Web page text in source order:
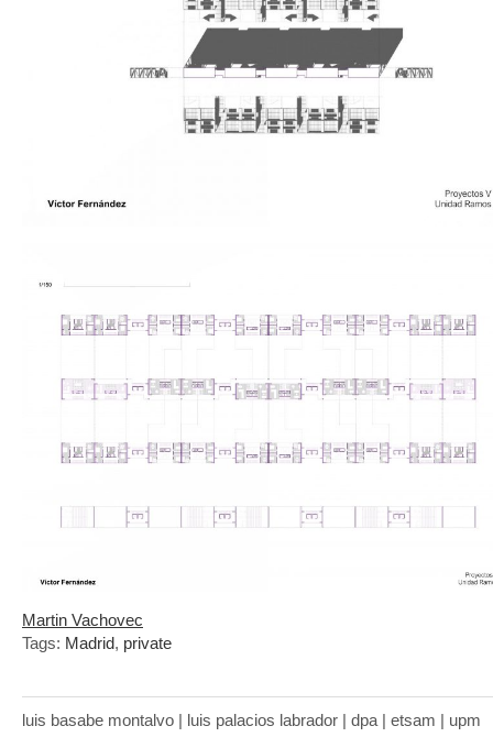
Martin Vachovec
Tags: Madrid, private
luis basabe montalvo | luis palacios labrador | dpa | etsam | upm